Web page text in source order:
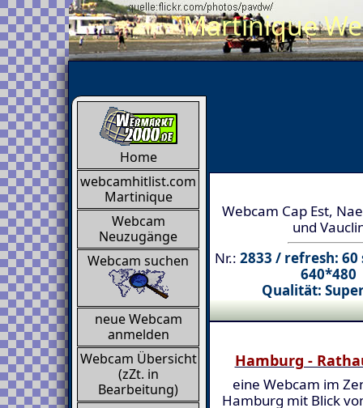
Martinique
Home
webcamhitlist.com
Martinique
Webcam
Neuzugänge
Webcam suchen
neue Webcam
anmelden
Webcam Übersicht
(zZt. in
Bearbeitung)
Webcam Cap Est,
und
Nr.: 2833 / refresh: 60
640*480
Qualität:
Hamburg -
eine Webcam im
Hamburg mit Blick